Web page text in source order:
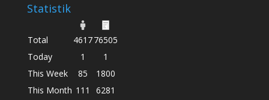
Statistik
Total 461776505
Today
1
1
This Week
85
1800
This Month 111 6281